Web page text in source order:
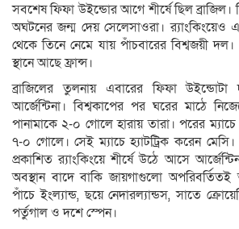
সবশেষ ফিফা উইন্ডোর আগে শীর্ষে ছিল ব্রাজিল।
অঘটনের জন্ম দেয় সেলেসাওরা। র‍্যাংকিংয়েও
থেকে তিনে নেমে যায় পাঁচবারের বিশ্বজয়ী
স্থানে আছে ফ্রান্স।
ব্রাজিলের তুলনায় এবারের ফিফা উইন্ডোটা
আর্জেন্টিনা। বিশ্বকাপের পর ঘরের মাঠে
পানামাকে ২-০ গোলে হারায় তারা। পরের
৭-০ গোলে। সেই ম্যাচে হ্যাটট্রিক করেন
প্রকাশিত র‍্যাংকিংয়ে শীর্ষে উঠে আসে
অবস্থান বাদে বাকি জায়গাগুলো
পাঁচে ইংল্যান্ড, ছয়ে নেদারল্যান্ডস, সাতে
পর্তুগাল ও দশে স্পেন।